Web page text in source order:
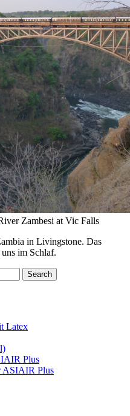
Zambesi at Vic Falls
in Livingstone. Das
im Schlaf.
Latex
Plus
ASIAIR Plus